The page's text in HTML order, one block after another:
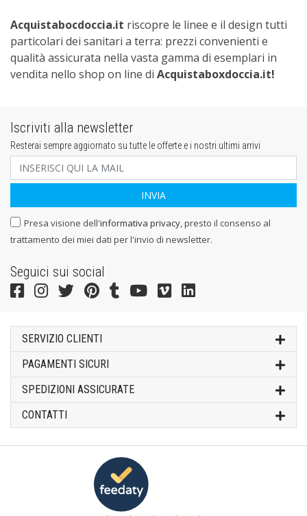
Acquistabocdoccia.it riscopre le linee e il design tutti
particolari dei sanitari a terra: prezzi convenienti e
qualità assicurata nella vasta gamma di esemplari in
vendita nello shop on line di Acquistaboxdoccia.it!
Iscriviti alla newsletter
Resterai sempre aggiornato su tutte le offerte e i nostri ultimi arrivi
Presa visione dell'informativa privacy, presto il consenso al
trattamento dei miei dati per l'invio di newsletter.
Seguici sui social
SERVIZIO CLIENTI
PAGAMENTI SICURI
SPEDIZIONI ASSICURATE
CONTATTI